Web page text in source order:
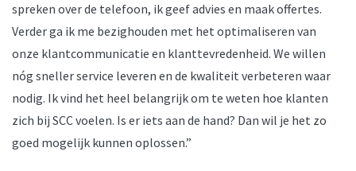
spreken over de telefoon, ik geef advies en maak offertes.
Verder ga ik me bezighouden met het optimaliseren van
onze klantcommunicatie en klanttevredenheid. We willen
nóg sneller service leveren en de kwaliteit verbeteren waar
nodig. Ik vind het heel belangrijk om te weten hoe klanten
zich bij SCC voelen. Is er iets aan de hand? Dan wil je het zo
goed mogelijk kunnen oplossen.”